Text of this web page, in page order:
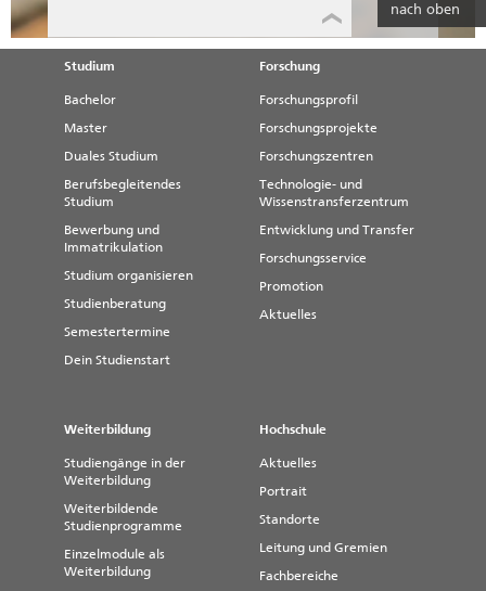
nach oben
Studium
Bachelor
Master
Duales Studium
Berufsbegleitendes
Studium
Bewerbung und
Immatrikulation
Studium organisieren
Studienberatung
Semestertermine
Dein Studienstart
Forschung
Forschungsprofil
Forschungsprojekte
Forschungszentren
Technologie- und
Wissenstransferzentrum
Entwicklung und Transfer
Forschungsservice
Promotion
Aktuelles
Weiterbildung
Studiengänge in der
Weiterbildung
Weiterbildende
Studienprogramme
Einzelmodule als
Weiterbildung
Hochschule
Aktuelles
Portrait
Standorte
Leitung und Gremien
Fachbereiche